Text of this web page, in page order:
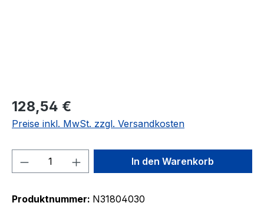
128,54 €
Preise inkl. MwSt. zzgl. Versandkosten
Produkt Anzahl: Gib denIn den Warenkorb
Produktnummer: N31804030